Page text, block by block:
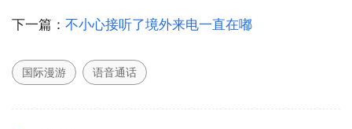
下一篇： 不小心接听了境外来电一直在嘟
国际漫游 语音通话